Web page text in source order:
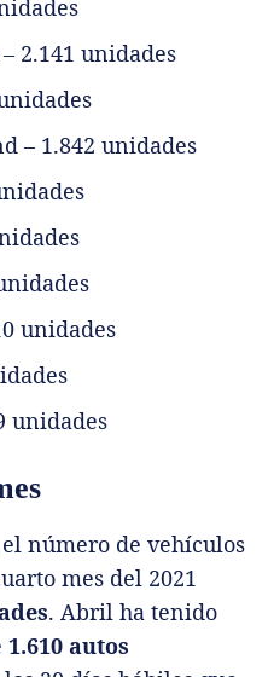
2.141 unidades
– 1.842 unidades
unidades
unidades
número de vehículos
mes del 2021
. Abril ha tenido
1.610 autos